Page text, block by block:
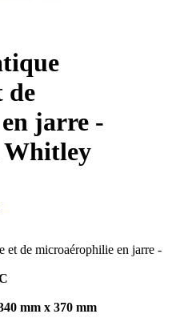
de
jarre -
Whitley
et de microaérophilie en jarre -
mm x 370 mm